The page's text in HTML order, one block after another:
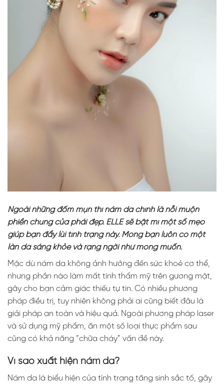
Ngoài những đốm mụn thì nám da chính là nỗi muộn
phiền chung của phái đẹp. ELLE sẽ bật mí một số mẹo
giúp bạn đẩy lùi tình trạng này. Mong bạn luôn có một
làn da sáng khỏe và rạng ngời như mong muốn.
Mặc dù nám da không ảnh hưởng đến sức khoẻ cơ thể,
nhưng phần nào làm mất tính thẩm mỹ trên gương mặt,
gây cho bạn cảm giác thiếu tự tin. Có nhiều phương
pháp điều trị, tuy nhiên không phải ai cũng biết đâu là
giải pháp an toàn và hiệu quả. Ngoài phương pháp laser
và sử dụng mỹ phẩm, ăn một số loại thực phẩm sau
cũng có khả năng “chữa cháy” vấn đề này.
Vì sao xuất hiện nám da?
Nám da là biểu hiện của tình trạng tăng sinh sắc tố, gây